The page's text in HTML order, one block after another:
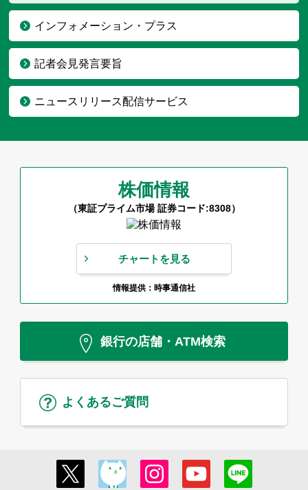
インフォメーション・プラス
記者会見発言要旨
ニュースリリース配信サービス
株価情報
（東証プライム市場 証券コード:8308）
チャートを見る
情報提供：時事通信社
銀行の店舗・ATM検索
よくあるご質問